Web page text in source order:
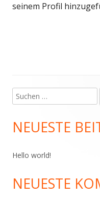
seinem Profil
Haupt-
Seitenleiste
Suchen
nach:
NEUESTE
Hello world!
NEUESTE